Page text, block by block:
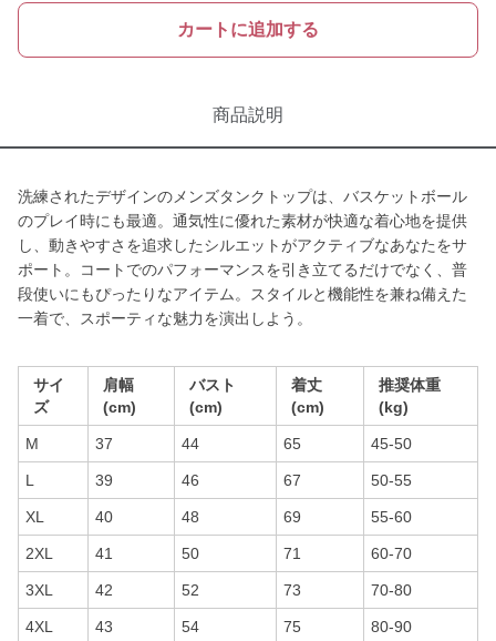
カートに追加する
商品説明
洗練されたデザインのメンズタンクトップは、バスケットボール
のプレイ時にも最適。通気性に優れた素材が快適な着心地を提供
し、動きやすさを追求したシルエットがアクティブなあなたをサ
ポート。コートでのパフォーマンスを引き立てるだけでなく、普
段使いにもぴったりなアイテム。スタイルと機能性を兼ね備えた
一着で、スポーティな魅力を演出しよう。
サイ
ズ
肩幅
(cm)
バスト
(cm)
着丈
(cm)
推奨体重
(kg)
M 37 44 65 45-50
L 39 46 67 50-55
XL 40 48 69 55-60
2XL 41 50 71 60-70
3XL 42 52 73 70-80
4XL 43 54 75 80-90